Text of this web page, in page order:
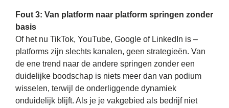
Fout 3: Van platform naar platform springen zonder
basis
Of het nu TikTok, YouTube, Google of LinkedIn is –
platforms zijn slechts kanalen, geen strategieën. Van
de ene trend naar de andere springen zonder een
duidelijke boodschap is niets meer dan van podium
wisselen, terwijl de onderliggende dynamiek
onduidelijk blijft. Als je je vakgebied als bedrijf niet